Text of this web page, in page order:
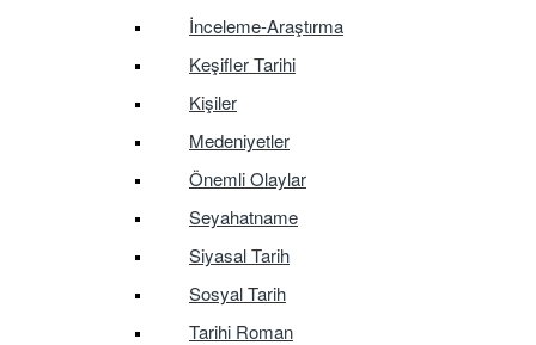
İnceleme-Araştırma
Keşifler Tarihi
Kişiler
Medeniyetler
Önemli Olaylar
Seyahatname
Siyasal Tarih
Sosyal Tarih
Tarihi Roman